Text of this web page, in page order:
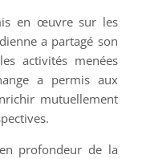
en œuvre sur les
a partagé son
activités menées
a permis aux
mutuellement
profondeur de la